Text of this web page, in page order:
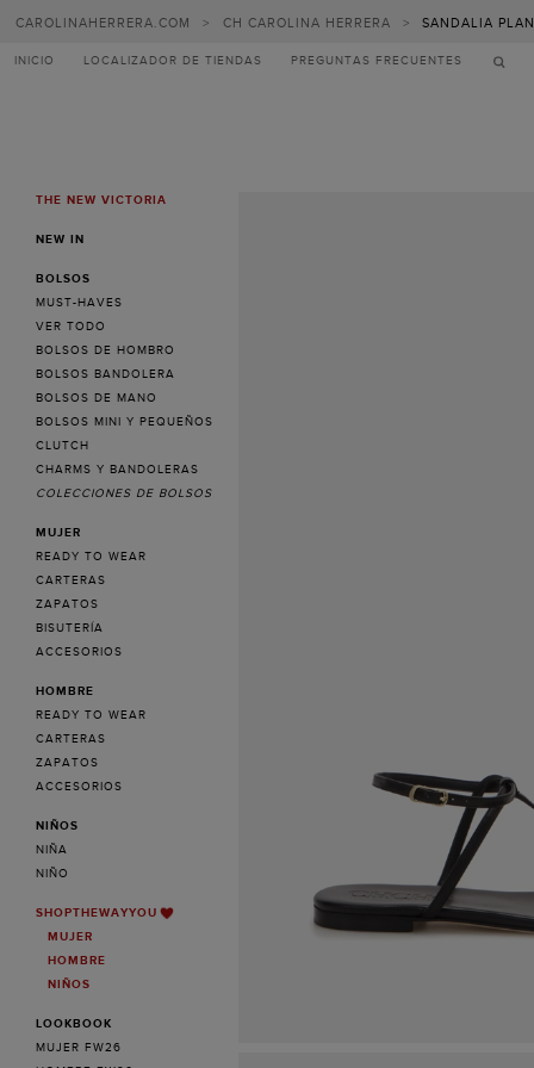
CAROLINAHERRERA.COM > CH CAROLINA HERRERA > SANDALIA
INICIO LOCALIZADOR DE TIENDAS PREGUNTAS FRECUENTES
MENUTHE NEW VICTORIA
NEW IN
BOLSOS
MUST-HAVES
VER TODO
BOLSOS DE HOMBRO
BOLSOS BANDOLERA
BOLSOS DE MANO
BOLSOS MINI Y PEQUEÑOS
CLUTCH
CHARMS Y BANDOLERAS
COLECCIONES DE BOLSOS
MUJER
READY TO WEAR
CARTERAS
ZAPATOS
BISUTERÍA
ACCESORIOS
HOMBRE
READY TO WEAR
CARTERAS
ZAPATOS
ACCESORIOS
NIÑOS
NIÑA
NIÑO
SHOPTHEWAYYOU
MUJER
HOMBRE
NIÑOS
LOOKBOOK
MUJER FW26